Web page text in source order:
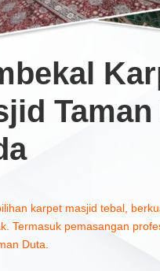
karpet masjid tebal,
Termasuk pemasangan
Duta.